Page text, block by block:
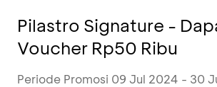
Pilastro Signature -
Voucher Rp50 Ribu
Periode Promosi 09 Jul 2024 - 30